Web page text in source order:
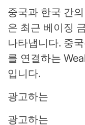
중국과 한국 간
은 최근 베이징
나타냅니다. 중
를 연결하는
입니다.
광고하는
광고하는